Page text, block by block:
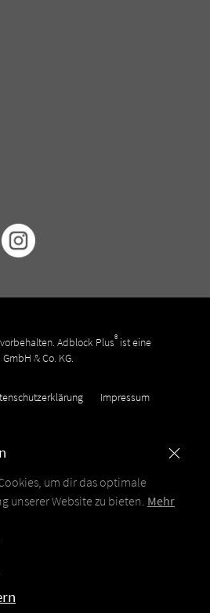
Adblock Plus®ist eine
& Co. KG.
Impressum
um dir das optimale
unserer Website zu bieten. Mehr